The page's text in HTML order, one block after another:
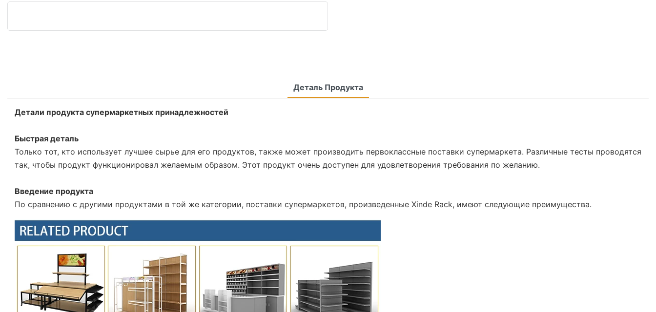
Деталь Продукта
Детали продукта супермаркетных принадлежностей
Быстрая деталь
Только тот, кто использует лучшее сырье для его продуктов, также может производить первоклассные поставки супермаркета. Различные тесты проводятся
так, чтобы продукт функционировал желаемым образом. Этот продукт очень доступен для удовлетворения требования по желанию.
Введение продукта
По сравнению с другими продуктами в той же категории, поставки супермаркетов, произведенные Xinde Rack, имеют следующие преимущества.